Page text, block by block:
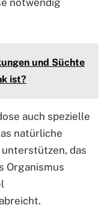
notwendig
und Süchte
ist?
auch spezielle
natürliche
das
Organismus